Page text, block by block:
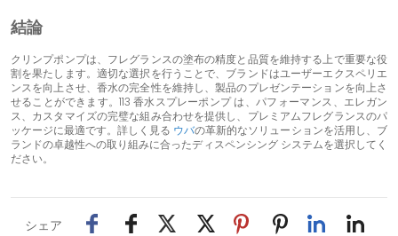
結論
クリンプポンプは、フレグランスの塗布の精度と品質を維持する上で重要な役
割を果たします。適切な選択を行うことで、ブランドはユーザーエクスペリエ
ンスを向上させ、香水の完全性を維持し、製品のプレゼンテーションを向上さ
せることができます。 113 香水スプレーポンプは、パフォーマンス、エレガン
ス、カスタマイズの完璧な組み合わせを提供し、プレミアムフレグランスのパ
ッケージに最適です。詳しく見る ウバの革新的なソリューションを活用し、ブ
ランドの卓越性への取り組みに合ったディスペンシング システムを選択してく
ださい。
シェア